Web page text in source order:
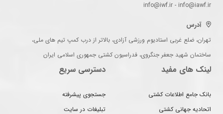
info@iwf.ir - info@iawf.ir
آدرس
تهران، ضلع غربی استادیوم ورزشی آزادی، بالاتر از درب کمپ تیم های ملی،
ساختمان شهید جعفر جنگروی، فدراسیون کشتی جمهوری اسلامی ایران
لینک های مفید
بانک جامع اطلاعات کشتی
اتحادیه جهانی کشتی
دسترسی سریع
جستجوی پیشرفته
تبلیغات در سایت